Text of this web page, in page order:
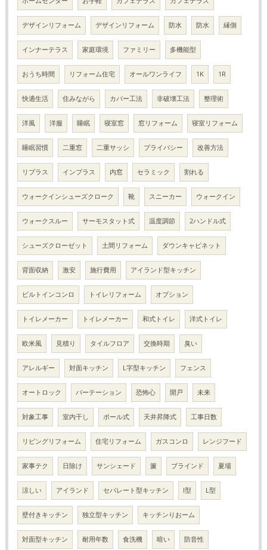
デザインリフォーム デザインリフォーム 防水 防水 縁側
インナーテラス 家庭環境 ファミリー 多機能型
おうち時間 リフォーム住宅 オールワンライフ 1K 1R
快適生活 住みながら カバー工法 非破壊工法 整理術
洋風 洋服 睡眠 寝室窓 窓リフォーム 寝室リフォーム
睡眠習慣 二重窓 二重サッシ プライバシー 改善方法
リプラス インプラス 内窓 セラミック 割れる
ウォークインシューズクローク 靴 スニーカー ウォークイン
ウォークスルー サーモスタット式 温度調節 2ハンドル式
シューズクローゼット 土間リフォーム ダウンキャビネット
背面収納 激安 施行費用 アイランド型キッチン
ビルトインコンロ トイレリフォーム オプション
トイレメーカー トイレメーカー 和式トイレ 洋式トイレ
欧米風 見積り タイルフロア 交換時期 臭い
アレルギー 対面キッチン L字型キッチン フェンス
オートロック パーテーション 恐怖心 開戸 未来
対象工事 室内干し ポール式 天井昇降式 工事日数
リビングリフォーム 住宅リフォーム ガスコンロ レンジフード
家事テク 日除け サンシェード 簾 ブラインド 夏場
涼しい アイランド セパレート型キッチン I型 L型
壁付きキッチン 独立型キッチン キッチンりおーム
対面型キッチン 耐用年数 食洗機 暗い 防音性